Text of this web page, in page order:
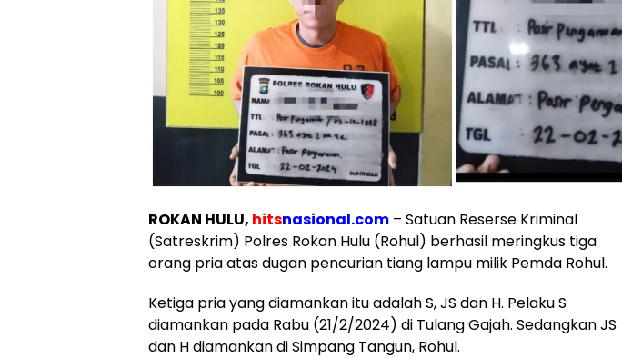
ROKAN HULU, hitsnasional.com – Satuan Reserse Kriminal
(Satreskrim) Polres Rokan Hulu (Rohul) berhasil meringkus tiga
orang pria atas dugan pencurian tiang lampu milik Pemda Rohul.
Ketiga pria yang diamankan itu adalah S, JS dan H. Pelaku S
diamankan pada Rabu (21/2/2024) di Tulang Gajah. Sedangkan JS
dan H diamankan di Simpang Tangun, Rohul.